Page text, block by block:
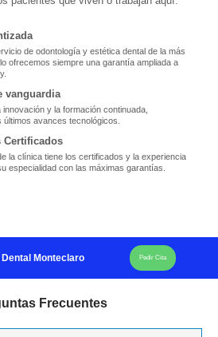
de odontología y estética dental de la más
ofrecemos siempre una garantía ampliada a
vanguardia
y la formación continuada,
avances tecnológicos.
Certificados
la clínica tiene los certificados y la experiencia
especialidad con las máximas garantías.
Monteclaro Pedir Cita
Frecuentes